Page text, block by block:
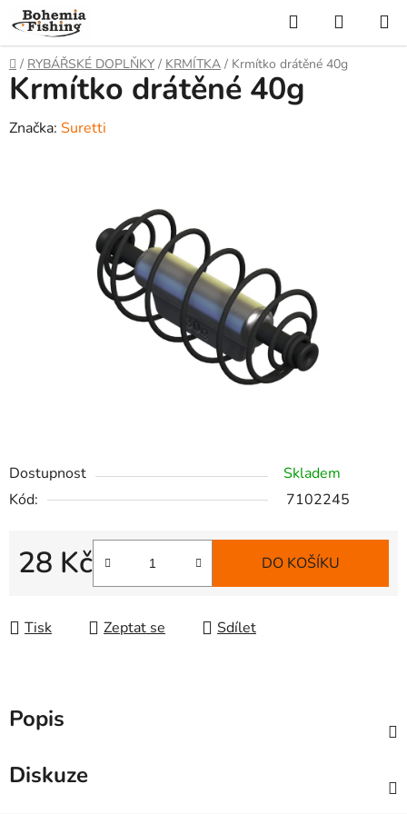
Přejít
na
obsah
Hledat
KOŠÍK
Domů
/ RYBÁŘSKÉ DOPLŇKY / KRMÍTKA / Krmítko drátěné 40g
Dostupnost
Skladem
Kód:
7102245
28 Kč
Měrná cena:
DO KOŠÍKU
Tisk Zeptat se Sdílet
Krmítko drátěné 40g
Značka: Suretti
Popis
Diskuze